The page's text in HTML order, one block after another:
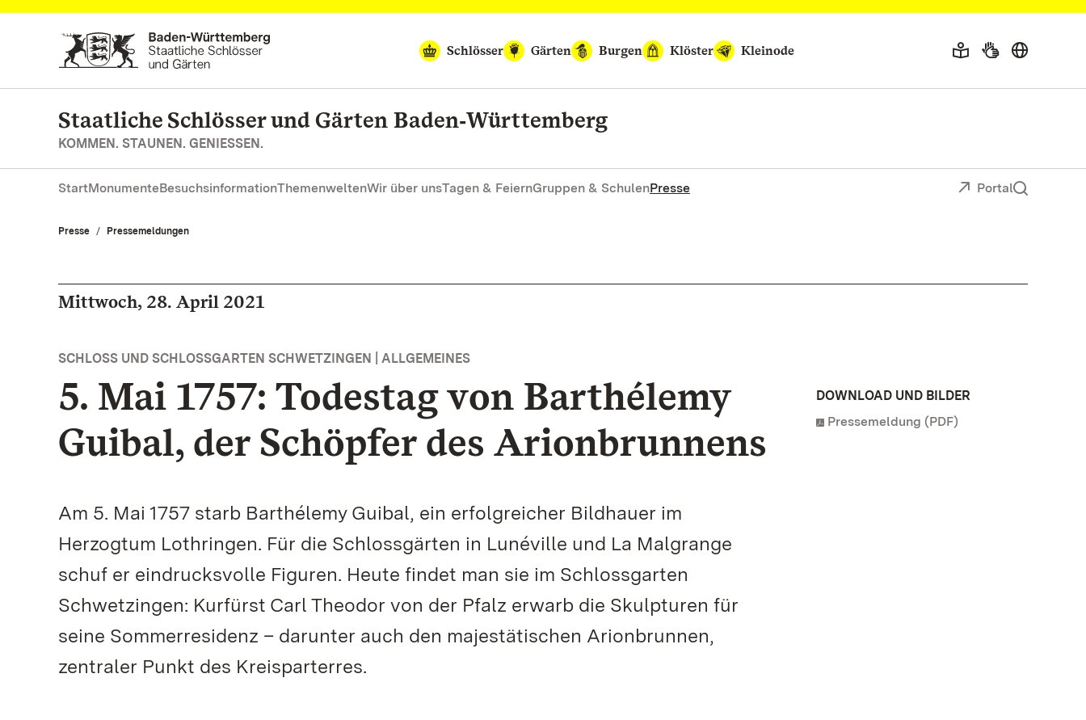
Zum Hauptinhalt springen
Schlösser
Gärten Burgen Klöster Kleinode
Staatliche Schlösser und Gärten Baden‑Württemberg
KOMMEN. STAUNEN. GENIESSEN.
StartMonumenteBesuchsinformationThemenweltenWir über unsTagen & FeiernGruppen & SchulenPresse Portal
Presse Pressemeldungen
Mittwoch, 28. April 2021
SCHLOSS UND SCHLOSSGARTEN SCHWETZINGEN | ALLGEMEINES
5. Mai 1757: Todestag von Barthélemy
Guibal, der Schöpfer des Arionbrunnens
Am 5. Mai 1757 starb Barthélemy Guibal, ein erfolgreicher Bildhauer im
Herzogtum Lothringen. Für die Schlossgärten in Lunéville und La Malgrange
schuf er eindrucksvolle Figuren. Heute findet man sie im Schlossgarten
Schwetzingen: Kurfürst Carl Theodor von der Pfalz erwarb die Skulpturen für
seine Sommerresidenz – darunter auch den majestätischen Arionbrunnen,
zentraler Punkt des Kreisparterres.
DOWNLOAD UND BILDER
Pressemeldung (PDF)